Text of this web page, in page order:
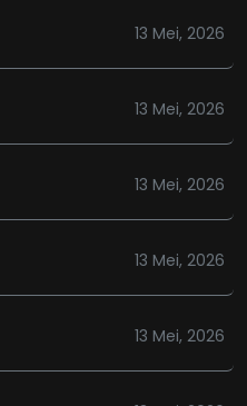
13 Mei, 2026
13 Mei, 2026
13 Mei, 2026
13 Mei, 2026
13 Mei, 2026